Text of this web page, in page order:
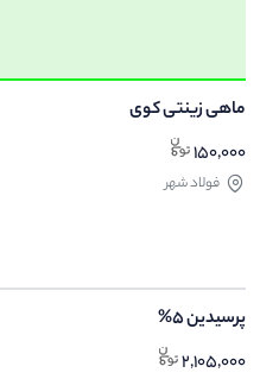
ماهی زینتی کوی
150,000
فولاد شهر
پرسیدین 5%
2,105,000